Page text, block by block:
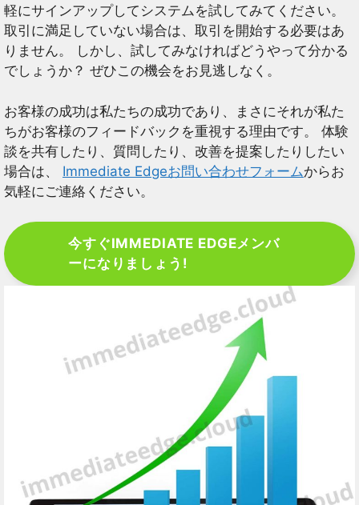
軽にサインアップしてシステムを試してみてください。
取引に満足していない場合は、取引を開始する必要はあ
りません。 しかし、試してみなければどうやって分かる
でしょうか？ ぜひこの機会をお見逃しなく。
お客様の成功は私たちの成功であり、まさにそれが私た
ちがお客様のフィードバックを重視する理由です。 体験
談を共有したり、質問したり、改善を提案したりしたい
場合は、 Immediate Edgeお問い合わせフォームからお
気軽にご連絡ください。
今すぐIMMEDIATE EDGEメンバ
ーになりましょう!